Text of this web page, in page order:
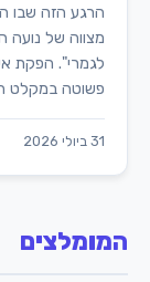
הרגע הזה שבו
מצווה של נועה
פשוטה במקלט
31 ביולי 2026
המומלצים